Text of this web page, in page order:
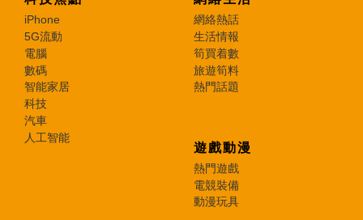
iPhone
5G流動
電腦
數碼
智能家居
科技
汽車
人工智能
網絡熱話
生活情報
筍買着數
旅遊筍料
熱門話題
遊戲動漫
熱門遊戲
電競裝備
動漫玩具